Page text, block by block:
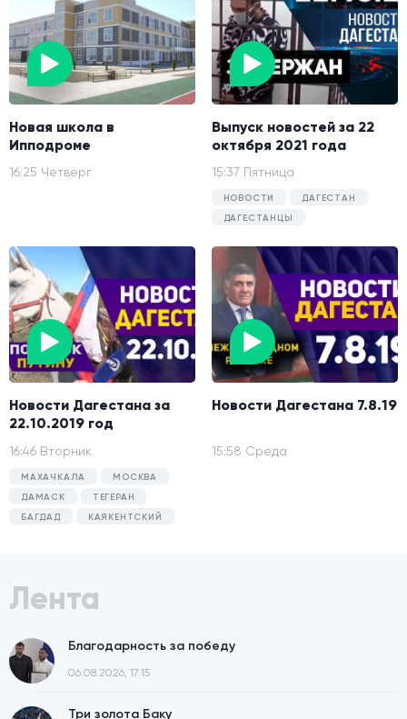
Новая школа в
Ипподроме
16:25 Четверг
Выпуск новостей за 22
октября 2021 года
15:37 Пятница
НОВОСТИ
ДАГЕСТАН
ДАГЕСТАНЦЫ
Новости Дагестана за
22.10.2019 год
16:46 Вторник
МАХАЧКАЛА
МОСКВА
ДАМАСК
ТЕГЕРАН
БАГДАД
КАЯКЕНТСКИЙ
Новости Дагестана 7.8.19
15:58 Среда
Лента
Благодарность за победу
06.08.2026, 17:15
Три золота Баку